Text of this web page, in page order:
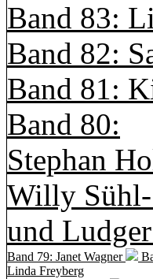
Band 83:
Band 82:
Band 81:
Band 80:
Stephan
Willy Sühl-
und
Band 79: Janet Wagner
Linda Freyberg